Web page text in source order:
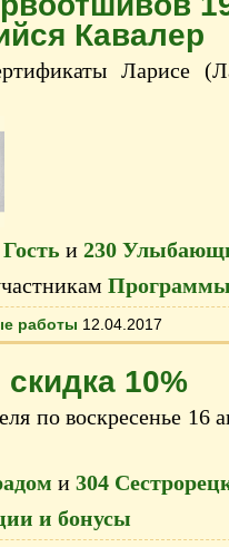
Кавалер
Ларисе
и 230
работы 12.04.2017
10%
по воскресенье 16
и 304
и бонусы